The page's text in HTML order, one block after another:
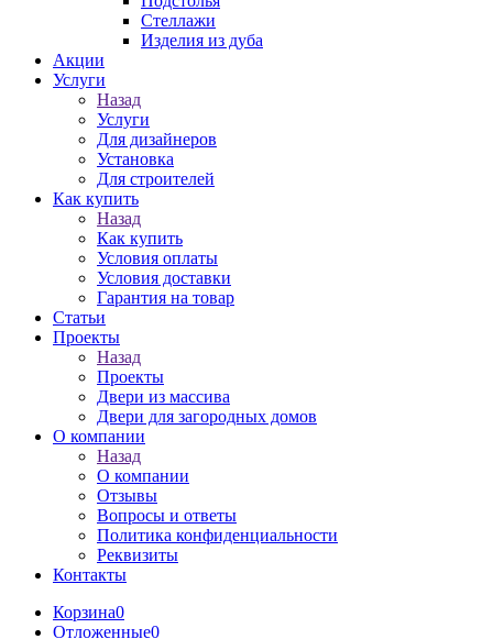
Стеллажи
Изделия из дуба
Акции
Услуги
Назад
Услуги
Для дизайнеров
Установка
Для строителей
Как купить
Назад
Как купить
Условия оплаты
Условия доставки
Гарантия на товар
Статьи
Проекты
Назад
Проекты
Двери из массива
Двери для загородных домов
О компании
Назад
О компании
Отзывы
Вопросы и ответы
Политика конфиденциальности
Реквизиты
Контакты
Корзина0
Отложенные0